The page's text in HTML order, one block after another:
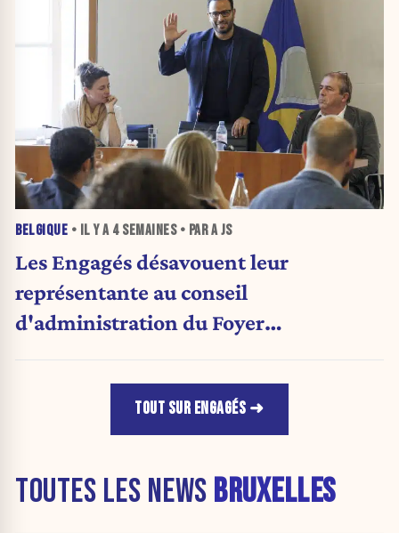
BELGIQUE • IL Y A 4 SEMAINES• PAR A JS
Les Engagés désavouent leur
représentante au conseil
d'administration du Foyer
TOUT SUR ENGAGÉS
TOUTES LES NEWS BRUXELLES